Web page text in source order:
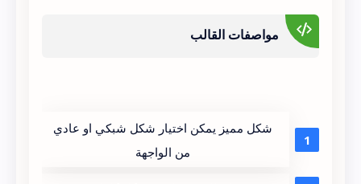
مواصفات القالب
شكل مميز يمكن اختيار شكل شبكي او عادي
من الواجهة